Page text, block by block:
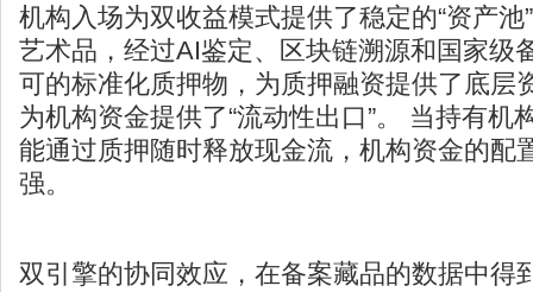
机构入场为双收益模式提供了稳定的“资产池
艺术品，经过AI鉴定、区块链溯源和国家级
可的标准化质押物，为质押融资提供了底层
为机构资金提供了“流动性出口”。 当持有机
能通过质押随时释放现金流，机构资金的配
强。
双引擎的协同效应，在备案藏品的数据中得